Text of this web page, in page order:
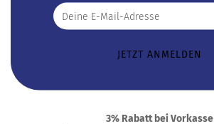
3% Rabatt bei Vorkasse